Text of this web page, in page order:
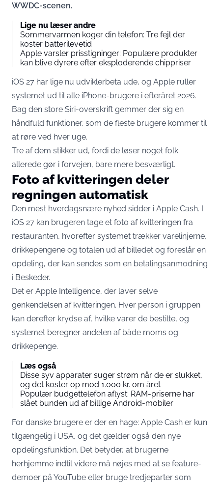
WWDC-scenen.
Lige nu læser andre
Sommervarmen koger din telefon: Tre fejl der
koster batterilevetid
Apple varsler prisstigninger: Populære produkter
kan blive dyrere efter eksploderende chippriser
iOS 27 har lige nu udviklerbeta ude, og Apple ruller
systemet ud til alle iPhone-brugere i efteråret 2026.
Bag den store Siri-overskrift gemmer der sig en
håndfuld funktioner, som de fleste brugere kommer til
at røre ved hver uge.
Tre af dem stikker ud, fordi de løser noget folk
allerede gør i forvejen, bare mere besværligt.
Foto af kvitteringen deler
regningen automatisk
Den mest hverdagsnære nyhed sidder i Apple Cash. I
iOS 27 kan brugeren tage et foto af kvitteringen fra
restauranten, hvorefter systemet trækker varelinjerne,
drikkepengene og totalen ud af billedet og foreslår en
opdeling, der kan sendes som en betalingsanmodning
i Beskeder.
Det er Apple Intelligence, der laver selve
genkendelsen af kvitteringen. Hver person i gruppen
kan derefter krydse af, hvilke varer de bestilte, og
systemet beregner andelen af både moms og
drikkepenge.
Læs også
Disse syv apparater suger strøm når de er slukket,
og det koster op mod 1.000 kr. om året
Populær budgettelefon aflyst: RAM-priserne har
slået bunden ud af billige Android-mobiler
For danske brugere er der en hage: Apple Cash er kun
tilgængelig i USA, og det gælder også den nye
opdelingsfunktion. Det betyder, at brugerne
herhjemme indtil videre må nøjes med at se feature-
demoer på YouTube eller bruge tredjeparter som